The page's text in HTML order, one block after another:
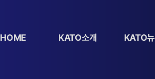
HOME KATO소개 KATO